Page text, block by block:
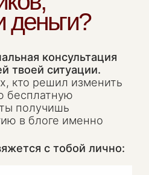
старта
именно
ведешь